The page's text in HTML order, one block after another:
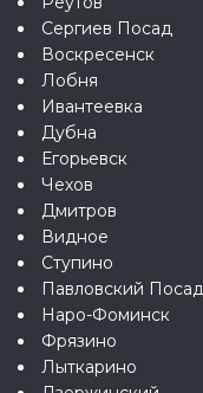
Сергиев Посад
Воскресенск
Лобня
Ивантеевка
Дубна
Егорьевск
Чехов
Дмитров
Видное
Ступино
Павловский Посад
Наро-Фоминск
Фрязино
Лыткарино